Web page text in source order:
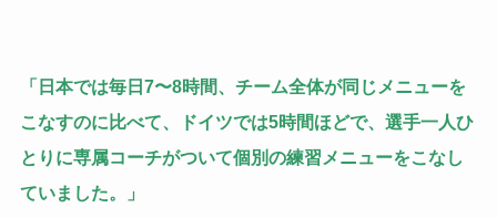
「日本では毎日7〜8時間、チーム全体が同じメニューを
こなすのに比べて、ドイツでは5時間ほどで、選手一人ひ
とりに専属コーチがついて個別の練習メニューをこなし
ていました。」